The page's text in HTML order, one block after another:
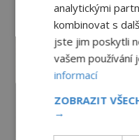
analytickými
kombinovat s
jste jim poskytli
vašem používání
informací
ZOBRAZIT
→